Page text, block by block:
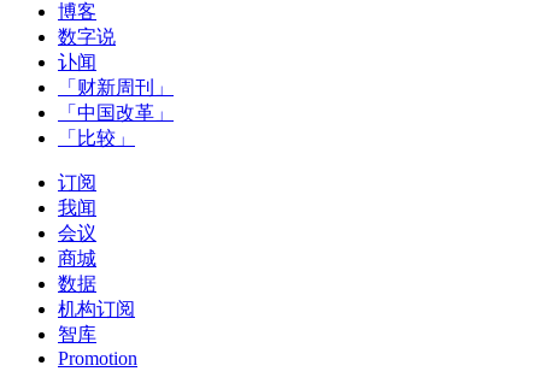
博客
数字说
讣闻
「财新周刊」
「中国改革」
「比较」
订阅
我闻
会议
商城
数据
机构订阅
智库
Promotion